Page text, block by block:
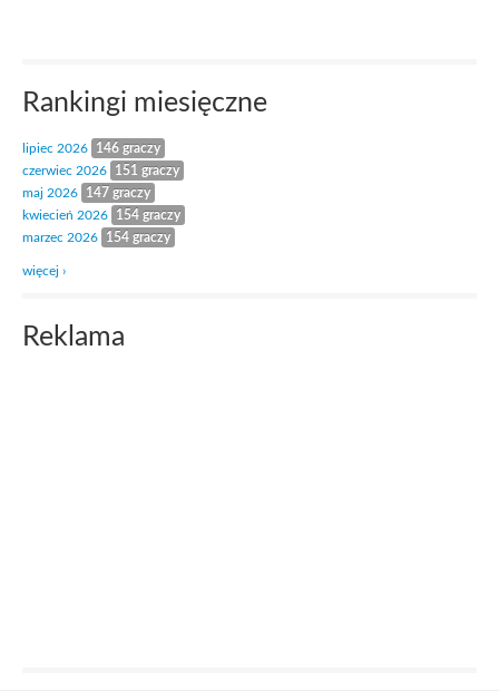
Rankingi miesięczne
lipiec 2026
146 graczy
czerwiec 2026
151 graczy
maj 2026
147 graczy
kwiecień 2026
154 graczy
marzec 2026
154 graczy
więcej ›
Reklama